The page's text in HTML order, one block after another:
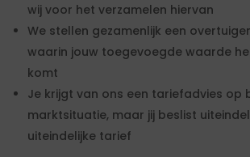
wij voor het verzamelen hiervan
We stellen gezamenlijk een
waarin jouw toegevoegde waarde
komt
Je krijgt van ons een tariefadvies op
marktsituatie, maar jij beslist
uiteindelijke tarief